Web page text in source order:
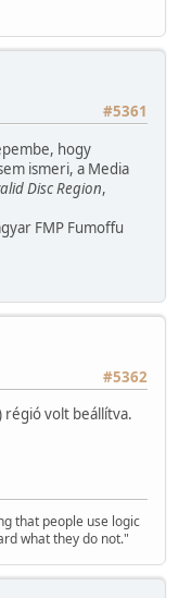
#5361
hogy
ismeri, a Media
Disc Region,
FMP Fumoffu
#5362
régió volt beállítva.
that people use logic
what they do not."